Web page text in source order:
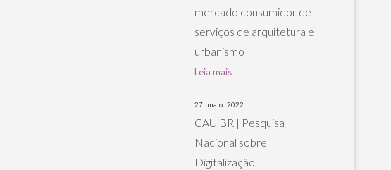
mercado consumidor de
serviços de arquitetura e
urbanismo
Leia mais
27 . maio . 2022
CAU BR | Pesquisa
Nacional sobre
Digitalização